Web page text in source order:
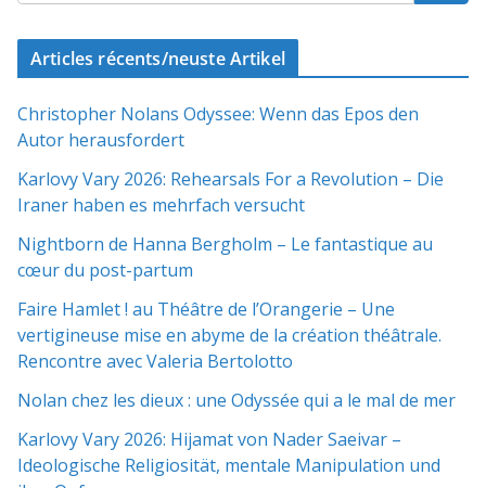
Articles récents/neuste Artikel
Christopher Nolans Odyssee: Wenn das Epos den
Autor herausfordert
Karlovy Vary 2026: Rehearsals For a Revolution – Die
Iraner haben es mehrfach versucht
Nightborn de Hanna Bergholm – Le fantastique au
cœur du post-partum
Faire Hamlet ! au Théâtre de l’Orangerie – Une
vertigineuse mise en abyme de la création théâtrale.
Rencontre avec Valeria Bertolotto
Nolan chez les dieux : une Odyssée qui a le mal de mer
Karlovy Vary 2026: Hijamat von Nader Saeivar​​ –
Ideologische Religiosität, mentale Manipulation und